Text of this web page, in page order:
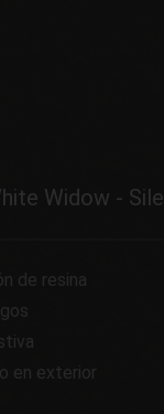
Widow -
de resina
en exterior